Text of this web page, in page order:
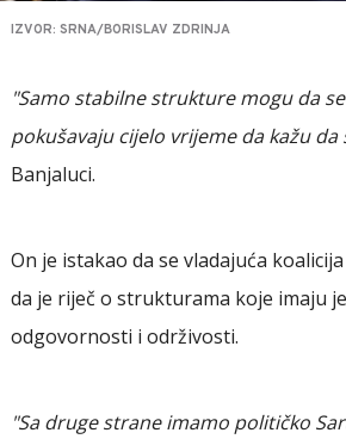
IZVOR: SRNA/BORISLAV ZDRINJA
"Samo stabilne strukture mogu da
pokušavaju cijelo vrijeme da kažu da
Banjaluci.
On je istakao da se vladajuća
da je riječ o strukturama koje imaju
odgovornosti i održivosti.
"Sa druge strane imamo političko